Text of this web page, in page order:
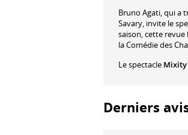
Bruno Agati, qui a
Savary, invite le
saison, cette
la Comédie des
Le spectacle Mixity
Derniers